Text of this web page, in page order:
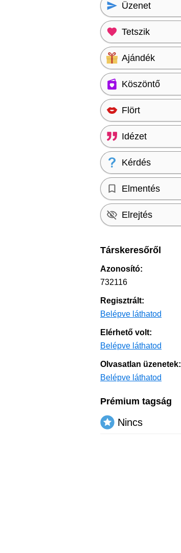
Üzenet
Tetszik
Ajándék
Köszöntő
Flört
Idézet
Kérdés
Elmentés
Elrejtés
Társkeresőről
Azonosító:
732116
Regisztrált:
Belépve láthatod
Elérhető volt:
Belépve láthatod
Olvasatlan üzenetek:
Belépve láthatod
Prémium tagság
Nincs